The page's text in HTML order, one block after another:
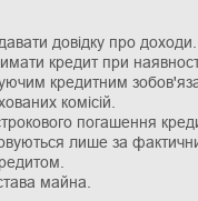
довідку про доходи.
кредит при
кредитним
комісій.
погашення
лише за
майна.